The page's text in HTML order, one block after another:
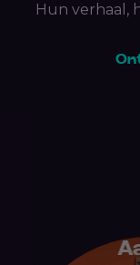
Hun verhaal,